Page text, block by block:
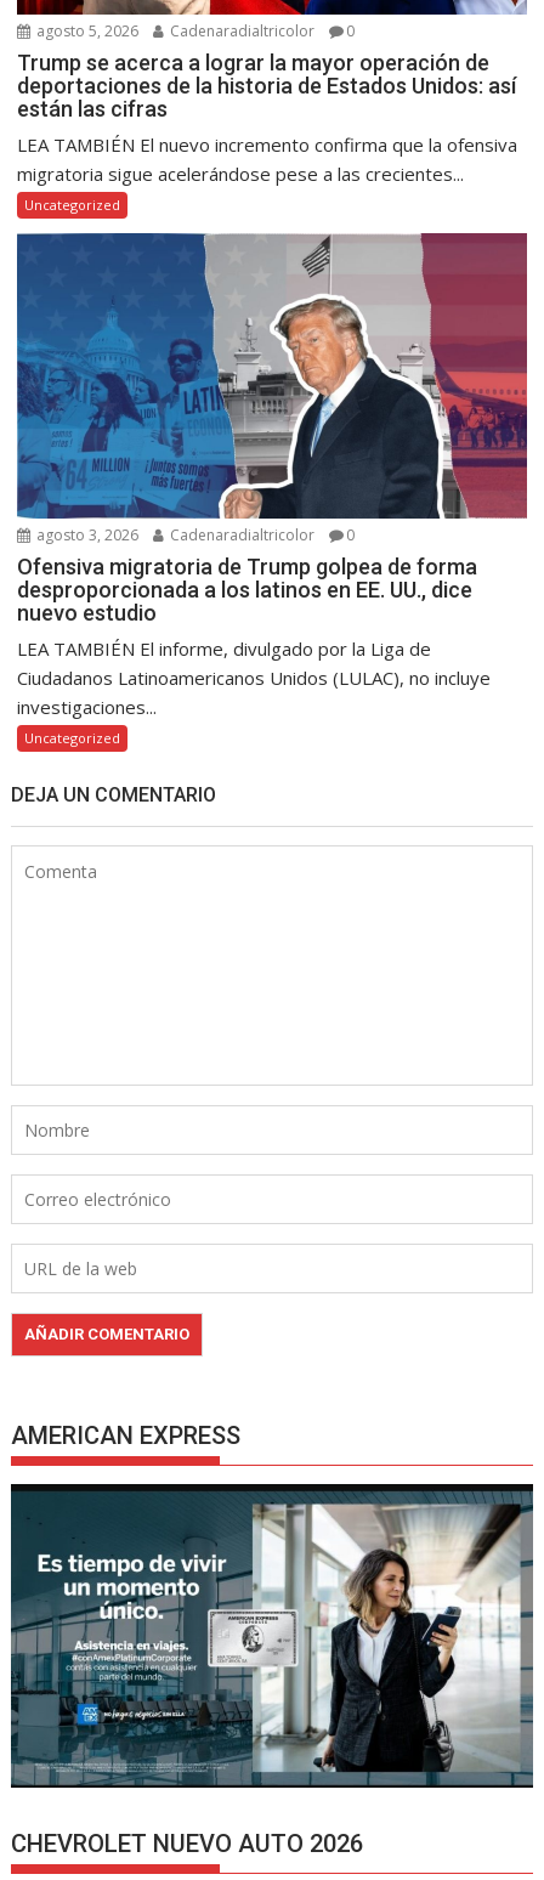
agosto 5, 2026 Cadenaradialtricolor 0
Trump se acerca a lograr la mayor operación de
deportaciones de la historia de Estados Unidos: así
están las cifras
LEA TAMBIÉN El nuevo incremento confirma que la ofensiva
migratoria sigue acelerándose pese a las crecientes...
Uncategorized
agosto 3, 2026 Cadenaradialtricolor 0
Ofensiva migratoria de Trump golpea de forma
desproporcionada a los latinos en EE. UU., dice
nuevo estudio
LEA TAMBIÉN El informe, divulgado por la Liga de
Ciudadanos Latinoamericanos Unidos (LULAC), no incluye
investigaciones...
Uncategorized
DEJA UN COMENTARIO
AMERICAN EXPRESS
CHEVROLET NUEVO AUTO 2026